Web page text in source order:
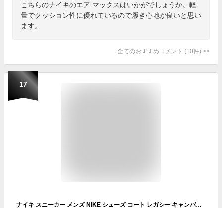
こちらのナイキのエア マックスはいかがでしょうか。軽
量でクッション性に優れているので履き心地が良いと思い
ます。
全てのおすすめコメント (10件) >
17
ナイキ スニーカー メンズ NIKE シューズ コート レガシー キャンバス CW6539002 BKW 送料無料 21SS